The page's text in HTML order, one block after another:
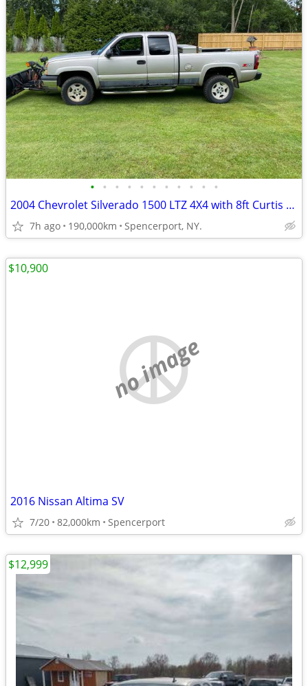
• • • • • • • • • • •
2004 Chevrolet Silverado 1500 LTZ 4X4 with 8ft Curtis Poly Plow
7h ago 190,000km Spencerport, NY.
no image
2016 Nissan Altima SV
7/20 82,000km Spencerport
$10,900
$12,999